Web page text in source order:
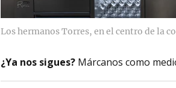
Los hermanos Torres, en el centro de la
¿Ya nos sigues? Márcanos como